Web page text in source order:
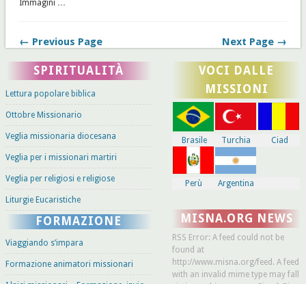
Immagini …
← Previous Page Next Page →
SPIRITUALITÀ
Lettura popolare biblica
Ottobre Missionario
Veglia missionaria diocesana
Veglia per i missionari martiri
Veglia per religiosi e religiose
Liturgie Eucaristiche
FORMAZIONE
Viaggiando s’impara
Formazione animatori missionari
VOCI DALLE
MISSIONI
Brasile Turchia Ciad
Perù Argentina
MISNA.ORG NEWS
RSS Error: A feed could not be
found at
http://www.misna.org/feed. A feed
with an invalid mime type may fall